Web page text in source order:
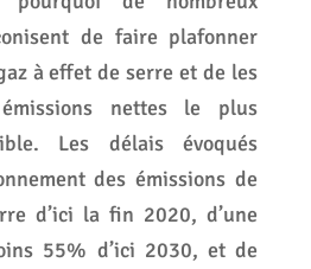
de faire plafonner
à effet de serre et de les
nettes le plus
Les délais évoqués
des émissions de
d’ici la fin 2020, d’une
55% d’ici 2030, et de